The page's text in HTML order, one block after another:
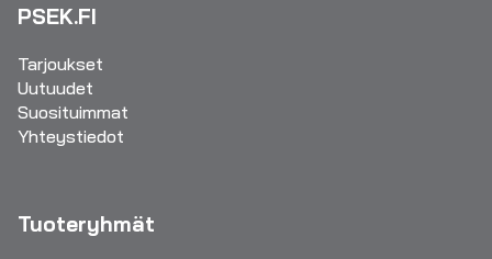
PSEK.FI
Tarjoukset
Uutuudet
Suosituimmat
Yhteystiedot
Tuoteryhmät